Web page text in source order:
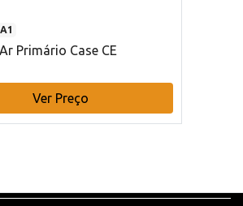
Primário Case CE
Ver Preço